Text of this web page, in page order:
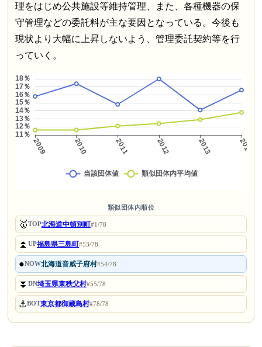
理をはじめ公共施設等維持管理、また、各種機器の保
守管理などの委託料が主な要因となっている。今後も
現状より大幅に上昇しないよう、管理委託契約等を行
っていく。
類似団体内順位
🥇TOP北海道中頓別町#1/78
⏫UP福島県三島町#53/78
●NOW北海道音威子府村#54/78
⏬DN埼玉県東秩父村#55/78
⚓BOT東京都御蔵島村#78/78